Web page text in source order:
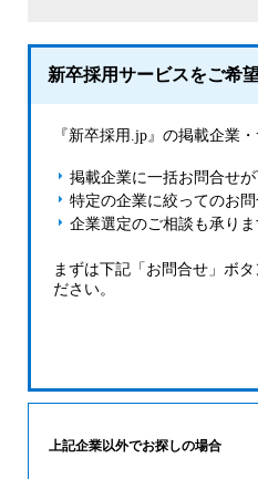
新卒採用サービスをご希
『新卒採用.jp』の掲載企業
掲載企業に一括お問合せ
特定の企業に絞ってのお
企業選定のご相談も承り
まずは下記「お問合せ」ボ
ださい。
上記企業以外でお探しの場合